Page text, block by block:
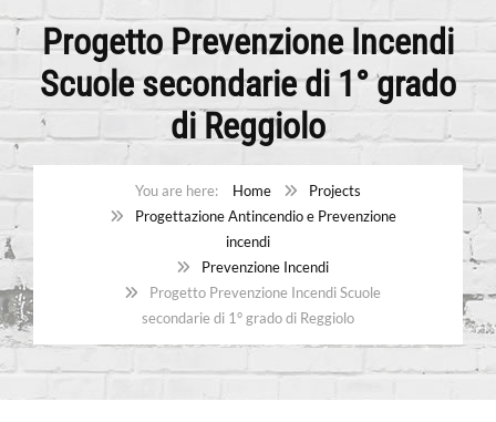
Progetto Prevenzione Incendi
Scuole secondarie di 1° grado
di Reggiolo
Home
Projects
Progettazione Antincendio e Prevenzione
incendi
Prevenzione Incendi
Progetto Prevenzione Incendi Scuole
secondarie di 1° grado di Reggiolo